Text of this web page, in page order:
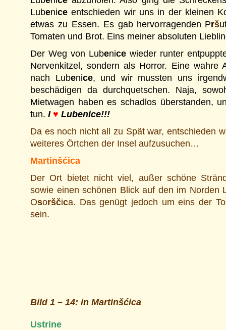
Lubenice entschieden wir uns in der kleinen
etwas zu Essen. Es gab hervorragenden Prš
Tomaten und Brot. Eins meiner absoluten
Der Weg von Lubenice wieder runter
Nervenkitzel, sondern als Horror. Eine wahre
nach Lubenice, und wir mussten uns
beschädigen da durchquetschen. Naja,
Mietwagen haben es schadlos überstanden,
tun. I ♥ Lubenice!!!
Da es noch nicht all zu Spät war, entschieden
weiteres Örtchen der Insel aufzusuchen…
Martinšćica
Der Ort bietet nicht viel, außer schöne
sowie einen schönen Blick auf den im Norden
Osorščica. Das genügt jedoch um eins der
sein.
Bild 1 – 14: in Martinšćica
Ustrine